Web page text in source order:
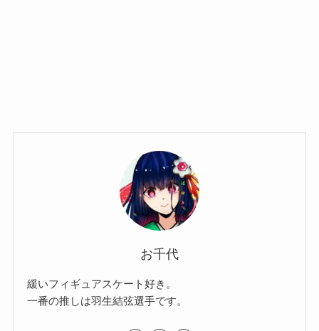
お千代
緩いフィギュアスケート好き。
一番の推しは羽生結弦選手です。